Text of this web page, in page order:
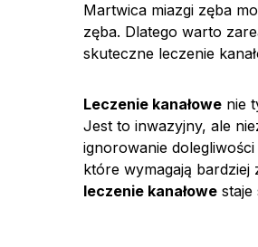
Martwica miazgi zęba
zęba. Dlatego warto
skuteczne leczenie
Leczenie kanałowe nie
Jest to inwazyjny, ale
ignorowanie
które wymagają bardziej
leczenie kanałowe staje